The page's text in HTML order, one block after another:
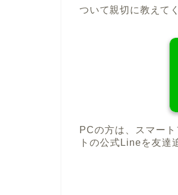
ついて親切に教えて
PCの方は、スマー
トの公式Lineを友達